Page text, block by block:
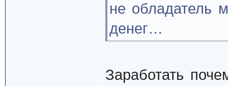
не обладатель
денег…
Заработать